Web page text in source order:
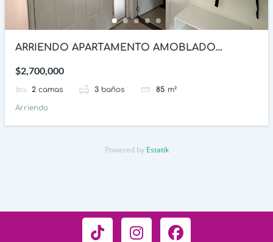
ARRIENDO APARTAMENTO AMOBLADO
$2,700,000
2 camas 3 baños 85 m²
Arriendo
Powered by Estatik
T
I
F